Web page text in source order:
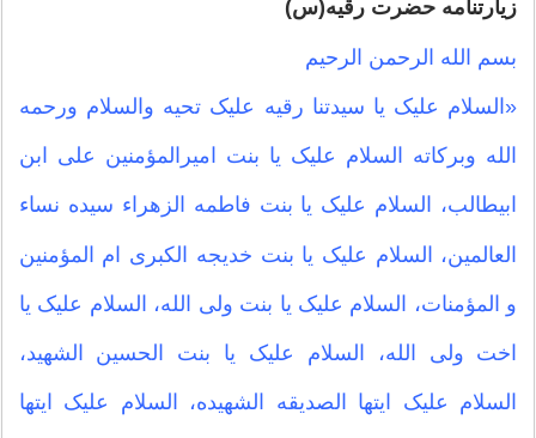
زیارتنامه حضرت رقیه(س)
بسم الله الرحمن الرحیم
«السلام علیک یا سیدتنا رقیه علیک تحیه والسلام ورحمه
الله وبرکاته السلام علیک یا بنت امیرالمؤمنین علی ابن
ابیطالب، السلام علیک یا بنت فاطمه الزهراء سیده نساء
العالمین، السلام علیک یا بنت خدیجه الکبری ام المؤمنین
و المؤمنات، السلام علیک یا بنت ولی الله، السلام علیک یا
اخت ولی الله، السلام علیک یا بنت الحسین الشهید،
السلام علیک ایتها الصدیقه الشهیده، السلام علیک ایتها